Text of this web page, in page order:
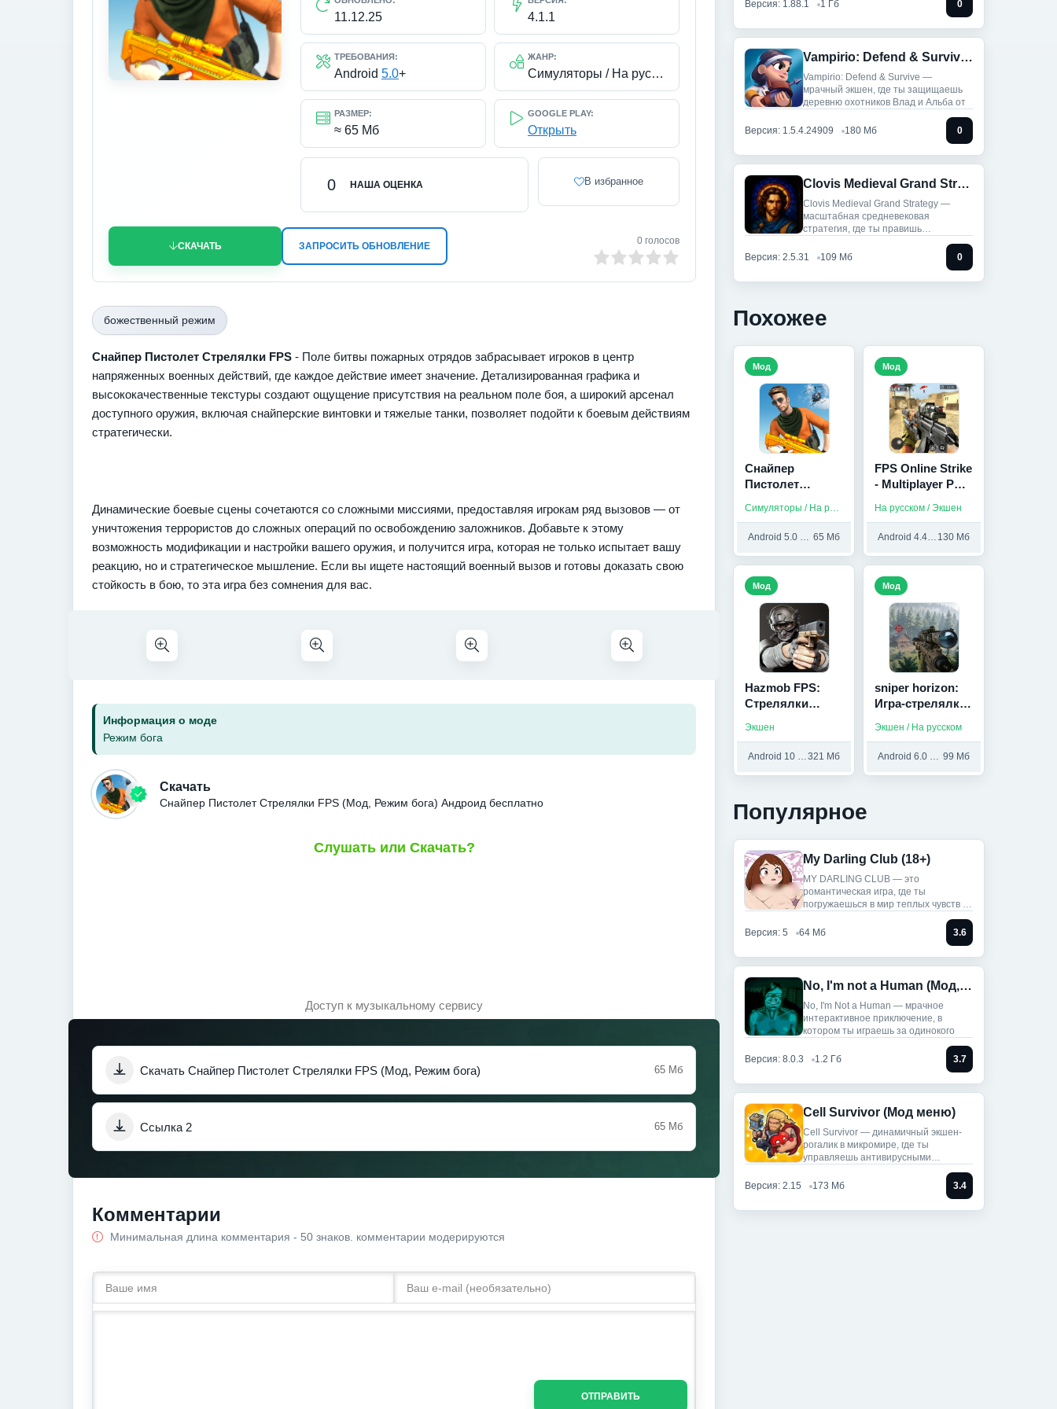
11.12.25 4.1.1
ТРЕБОВАНИЯ:
Android 5.0+
ЖАНР:
Симуляторы / На русском
РАЗМЕР:
≈ 65 Мб
GOOGLE PLAY:
Открыть
НАША ОЦЕНКА
0 В избранное
СКАЧАТЬ ЗАПРОСИТЬ ОБНОВЛЕНИЕ 0 голосов
божественный режим
Снайпер Пистолет Стрелялки FPS - Поле битвы пожарных отрядов забрасывает игроков в центр
напряженных военных действий, где каждое действие имеет значение. Детализированная графика и
высококачественные текстуры создают ощущение присутствия на реальном поле боя, а широкий арсенал
доступного оружия, включая снайперские винтовки и тяжелые танки, позволяет подойти к боевым действиям
стратегически.
Динамические боевые сцены сочетаются со сложными миссиями, предоставляя игрокам ряд вызовов — от
уничтожения террористов до сложных операций по освобождению заложников. Добавьте к этому
возможность модификации и настройки вашего оружия, и получится игра, которая не только испытает вашу
реакцию, но и стратегическое мышление. Если вы ищете настоящий военный вызов и готовы доказать свою
стойкость в бою, то эта игра без сомнения для вас.
Информация о моде
Режим бога
Скачать
Снайпер Пистолет Стрелялки FPS (Мод, Режим бога) Андроид бесплатно
Слушать или Скачать?
Доступ к музыкальному сервису
Скачать Снайпер Пистолет Стрелялки FPS (Мод, Режим бога) 65 Мб
Ссылка 2 65 Мб
Комментарии
Минимальная длина комментария - 50 знаков. комментарии модерируются
ОТПРАВИТЬ
Версия: 1.88.1 1 Гб 0
Vampirio: Defend & Survive (Мод Меню)
Vampirio: Defend & Survive —
мрачный экшен, где ты защищаешь
деревню охотников Влад и Альба от
Версия: 1.5.4.24909 180 Мб 0
Clovis Medieval Grand Strategy (Мод меню)
Clovis Medieval Grand Strategy —
масштабная средневековая
стратегия, где ты правишь
Версия: 2.5.31
109 Мб 0
Похожее
Снайпер
Пистолет
(Мод, Режим
бога)
Симуляторы / На русском
Android 5.0 и выше 65 Мб
Мод
FPS Online Strike
- Multiplayer PVP
меню)
На русском / Экшен
Android 4.4 и выше 130 Мб
Мод
Hazmob FPS:
Стрелялки
Много денег)
Экшен
Android 10 и выше321 Мб
Мод
sniper horizon:
Игра-стрелялка
рекламы)
Экшен / На русском
Android 6.0 и выше 99 Мб
Мод
Популярное
My Darling Club (18+)
MY DARLING CLUB — это
романтическая игра, где ты
погружаешься в мир теплых чувств и
Версия: 5
64 Мб 3.6
No, I'm not a Human (Мод, Unlocked)
No, I'm Not a Human — мрачное
интерактивное приключение, в
котором ты играешь за одинокого
Версия: 8.0.3 1.2 Гб 3.7
Cell Survivor (Мод меню)
Cell Survivor — динамичный экшен-
рогалик в микромире, где ты
управляешь антивирусными
Версия: 2.15
173 Мб 3.4